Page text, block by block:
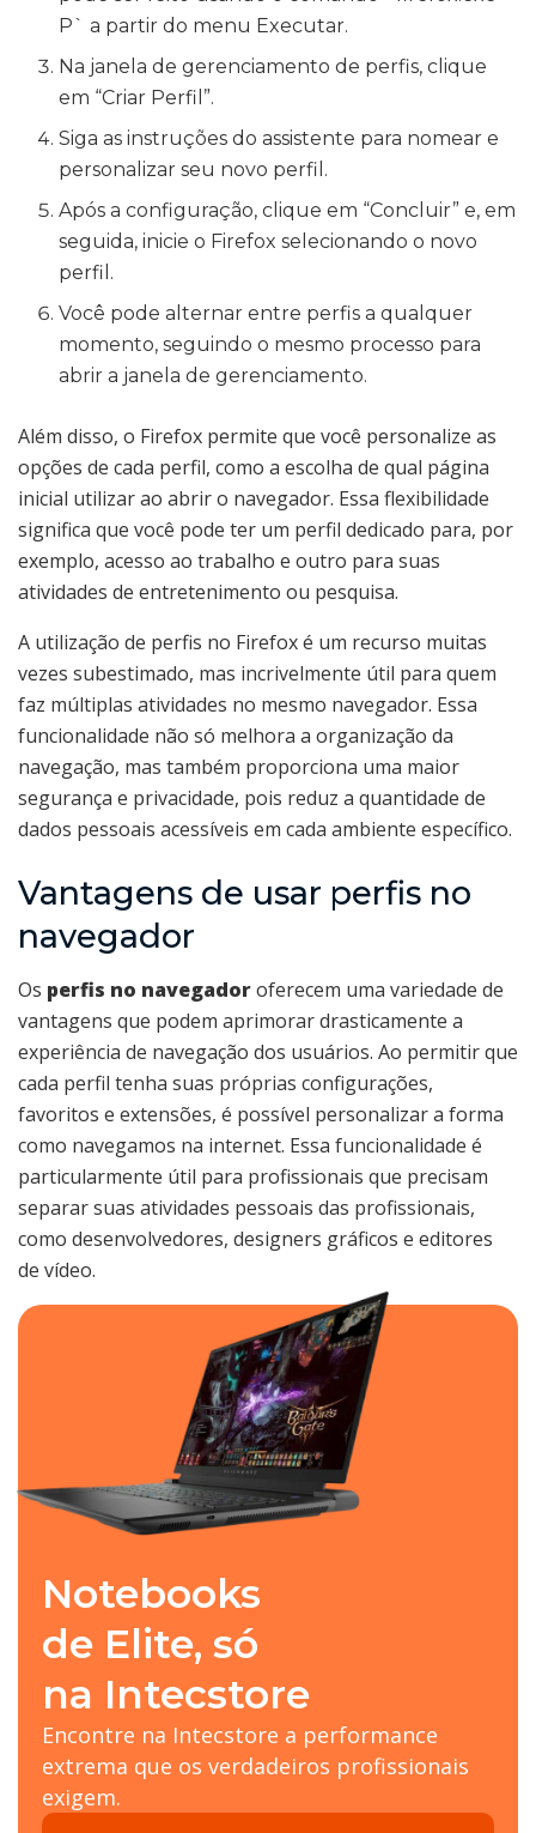
P` a partir do menu Executar.
Na janela de gerenciamento de perfis, clique
em “Criar Perfil”.
Siga as instruções do assistente para nomear e
personalizar seu novo perfil.
Após a configuração, clique em “Concluir” e, em
seguida, inicie o Firefox selecionando o novo
perfil.
Você pode alternar entre perfis a qualquer
momento, seguindo o mesmo processo para
abrir a janela de gerenciamento.
Além disso, o Firefox permite que você personalize as
opções de cada perfil, como a escolha de qual página
inicial utilizar ao abrir o navegador. Essa flexibilidade
significa que você pode ter um perfil dedicado para, por
exemplo, acesso ao trabalho e outro para suas
atividades de entretenimento ou pesquisa.
A utilização de perfis no Firefox é um recurso muitas
vezes subestimado, mas incrivelmente útil para quem
faz múltiplas atividades no mesmo navegador. Essa
funcionalidade não só melhora a organização da
navegação, mas também proporciona uma maior
segurança e privacidade, pois reduz a quantidade de
dados pessoais acessíveis em cada ambiente específico.
Vantagens de usar perfis no
navegador
Os perfis no navegadoroferecem uma variedade de
vantagens que podem aprimorar drasticamente a
experiência de navegação dos usuários. Ao permitir que
cada perfil tenha suas próprias configurações,
favoritos e extensões, é possível personalizar a forma
como navegamos na internet. Essa funcionalidade é
particularmente útil para profissionais que precisam
separar suas atividades pessoais das profissionais,
como desenvolvedores, designers gráficos e editores
de vídeo.
Notebooks
de Elite, só
na Intecstore
Encontre na Intecstore a performance
extrema que os verdadeiros profissionais
exigem.